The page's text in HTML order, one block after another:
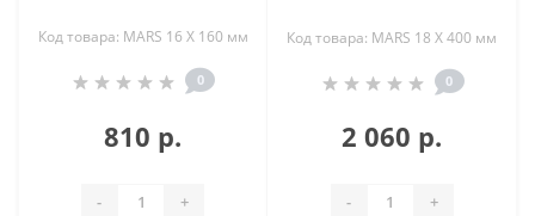
Код товара: MARS 16 X 160 мм
0
810 р.
- +
Код товара: MARS 18 X 400 мм
0
2 060 р.
- +